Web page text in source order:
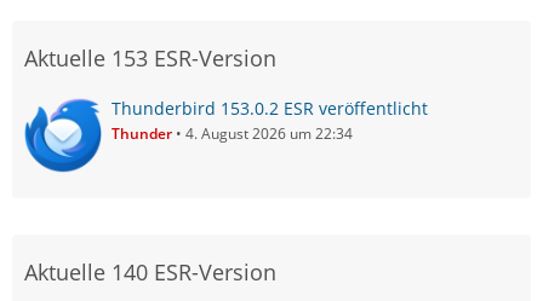
Aktuelle 153 ESR-Version
Thunderbird 153.0.2 ESR veröffentlicht
Thunder 4. August 2026 um 22:34
Aktuelle 140 ESR-Version